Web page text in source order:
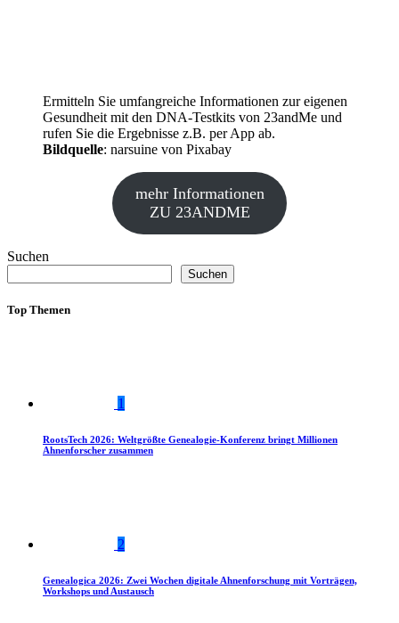
Ermitteln Sie umfangreiche Informationen zur eigenen
Gesundheit mit den DNA-Testkits von 23andMe und
rufen Sie die Ergebnisse z.B. per App ab.
Bildquelle: narsuine von Pixabay
mehr Informationen
ZU 23ANDME
Suchen
Suchen
Top Themen
1
RootsTech 2026: Weltgrößte Genealogie-Konferenz bringt Millionen
Ahnenforscher zusammen
2
Genealogica 2026: Zwei Wochen digitale Ahnenforschung mit Vorträgen,
Workshops und Austausch